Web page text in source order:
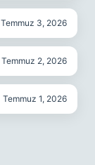
Temmuz 3, 2026
Temmuz 2, 2026
Temmuz 1, 2026